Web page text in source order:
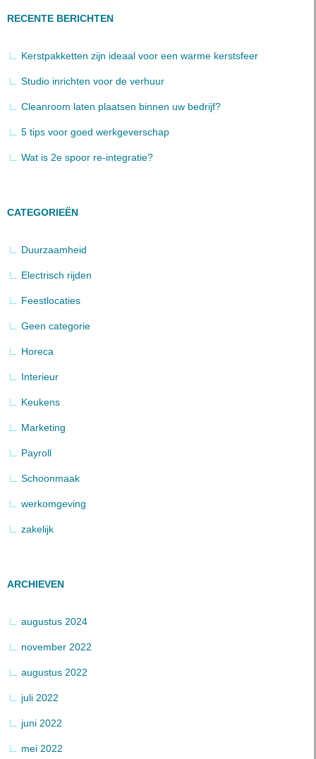
RECENTE BERICHTEN
Kerstpakketten zijn ideaal voor een warme kerstsfeer
Studio inrichten voor de verhuur
Cleanroom laten plaatsen binnen uw bedrijf?
5 tips voor goed werkgeverschap
Wat is 2e spoor re-integratie?
CATEGORIEËN
Duurzaamheid
Electrisch rijden
Feestlocaties
Geen categorie
Horeca
Interieur
Keukens
Marketing
Payroll
Schoonmaak
werkomgeving
zakelijk
ARCHIEVEN
augustus 2024
november 2022
augustus 2022
juli 2022
juni 2022
mei 2022